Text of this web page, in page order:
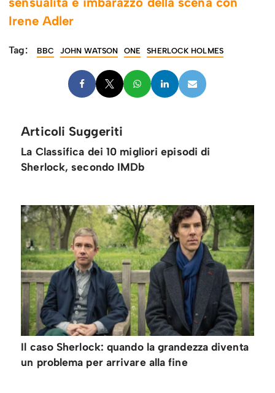
Irene Adler
Tag: BBC JOHN WATSON ONE SHERLOCK HOLMES
Articoli Suggeriti
La Classifica dei 10 migliori episodi di
Sherlock, secondo IMDb
Il caso Sherlock: quando la grandezza diventa
un problema per arrivare alla fine